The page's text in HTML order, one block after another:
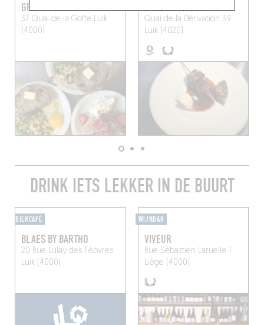
GRAND MAISON
37 Quai de la Goffe Luik
(4000)
JAMBON VIOLON
Quai de la Dérivation 39
Luik (4020)
DRINK IETS LEKKER IN DE BUURT
BIERCAFÉ
BLAES BY BARTHO
20 Rue Lulay des Fèbvres
Luik (4000)
WIJNBAR
VIVEUR
Rue Sébastien Laruelle 1
Liège (4000)